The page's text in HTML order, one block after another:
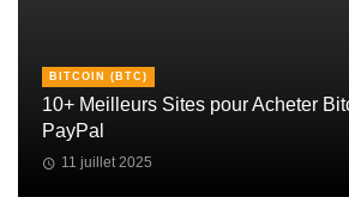
BITCOIN (BTC)
10+ Meilleurs Sites pour Acheter
PayPal
11 juillet 2025